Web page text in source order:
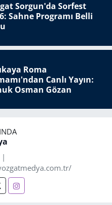
Sorgun'da Sorfest
Sahne Programı Belli
Roma
Canlı Yayın:
Osman Gözan
|